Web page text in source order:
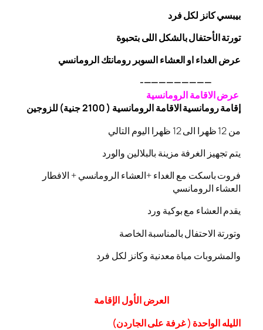
بيبسي كانز لكل فرد
تورتة الأحتفال بالشكل اللى بتحبوة
عرض الغداء او العشاء السوبر رومانتك الرومانسي
—————————-
عرض الاقامة الرومانسية
إقامة رومانسية الاقامة الرومانسية ( 2100 جنية) للزوجين
من 12 ظهرا الى 12 ظهرا اليوم التالي
يتم تجهيز الغرفة مزينة بالبلالين والورد
فروت باسكت مع الغداء +العشاء الرومانسي + الافطار
العشاء الرومانسي
يقدم العشاء مع بوكية ورد
وتورتة الاحتفال بالمناسبة الخاصة
والمشروبات مياة معدنية وكانز لكل فرد
العرضالأولالإقامة
الليله الواحدة ( غرفة على الجاردن)